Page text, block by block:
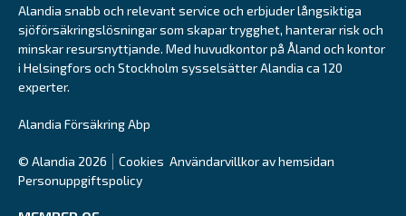
Alandia snabb och relevant service och erbjuder långsiktiga
sjöförsäkringslösningar som skapar trygghet, hanterar risk och
minskar resursnyttjande. Med huvudkontor på Åland och kontor
i Helsingfors och Stockholm sysselsätter Alandia ca 120
experter.
Alandia Försäkring Abp
© Alandia 2026 Cookies Användarvillkor av hemsidan
Personuppgiftspolicy